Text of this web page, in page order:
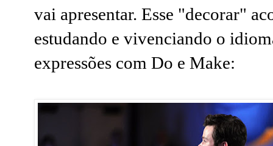
vai apresentar. Esse "decorar"
estudando e vivenciando o
expressões com Do e Make: